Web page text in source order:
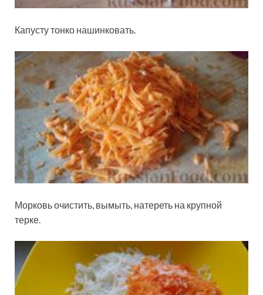
Капусту тонко нашинковать.
Морковь очистить, вымыть, натереть на крупной
терке.